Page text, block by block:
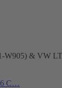
W905) & VW
C…